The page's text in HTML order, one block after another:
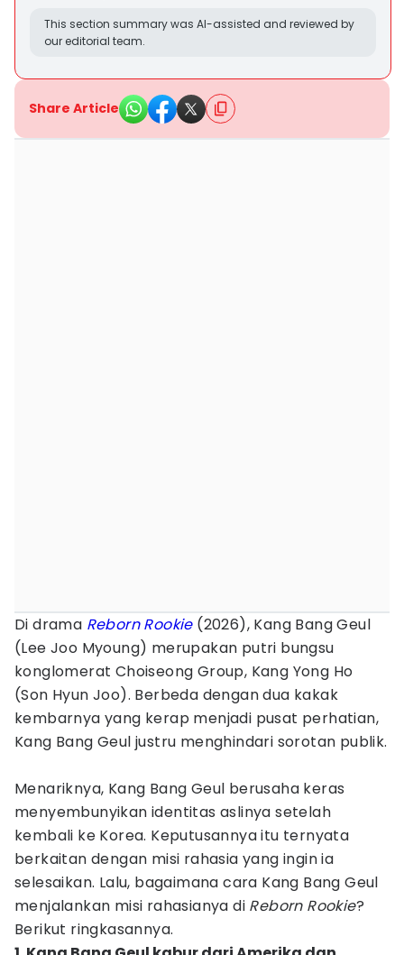
This section summary was AI-assisted and reviewed by
our editorial team.
Share Article
Di drama Reborn Rookie(2026), Kang Bang Geul
(Lee Joo Myoung) merupakan putri bungsu
konglomerat Choiseong Group, Kang Yong Ho
(Son Hyun Joo). Berbeda dengan dua kakak
kembarnya yang kerap menjadi pusat perhatian,
Kang Bang Geul justru menghindari sorotan publik.
Menariknya, Kang Bang Geul berusaha keras
menyembunyikan identitas aslinya setelah
kembali ke Korea. Keputusannya itu ternyata
berkaitan dengan misi rahasia yang ingin ia
selesaikan. Lalu, bagaimana cara Kang Bang Geul
menjalankan misi rahasianya di Reborn Rookie?
Berikut ringkasannya.